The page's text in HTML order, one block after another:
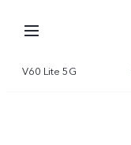
V60 Lite 5G